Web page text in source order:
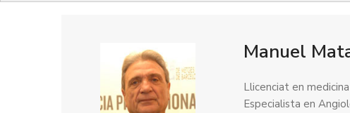
Manuel
Llicenciat en
Especialista en